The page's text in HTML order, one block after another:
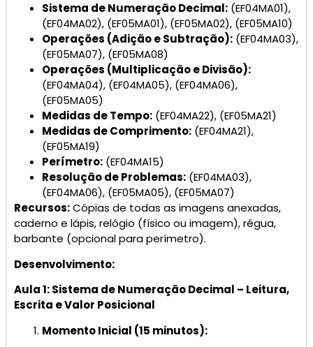
Sistema de Numeração Decimal: (EF04MA01),
(EF04MA02), (EF05MA01), (EF05MA02), (EF05MA10)
Operações (Adição e Subtração): (EF04MA03),
(EF05MA07), (EF05MA08)
Operações (Multiplicação e Divisão):
(EF04MA04), (EF04MA05), (EF04MA06),
(EF05MA05)
Medidas de Tempo: (EF04MA22), (EF05MA21)
Medidas de Comprimento: (EF04MA21),
(EF05MA19)
Perímetro: (EF04MA15)
Resolução de Problemas: (EF04MA03),
(EF04MA06), (EF05MA05), (EF05MA07)
Recursos:Cópias de todas as imagens anexadas,
caderno e lápis, relógio (físico ou imagem), régua,
barbante (opcional para perímetro).
Desenvolvimento:
Aula 1: Sistema de Numeração Decimal – Leitura,
Escrita e Valor Posicional
Momento Inicial (15 minutos):